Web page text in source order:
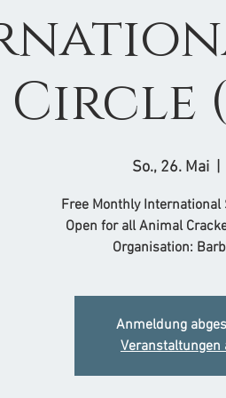
Circle
So., 26. Mai
Free Monthly International
Open for all Animal
Organisation:
Anmeldung
Veranstaltungen